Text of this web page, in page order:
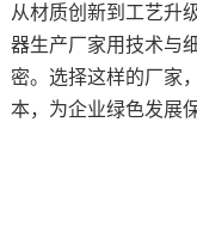
从材质创新到工艺升
器生产厂家用技术与
密。选择这样的厂家
本，为企业绿色发展